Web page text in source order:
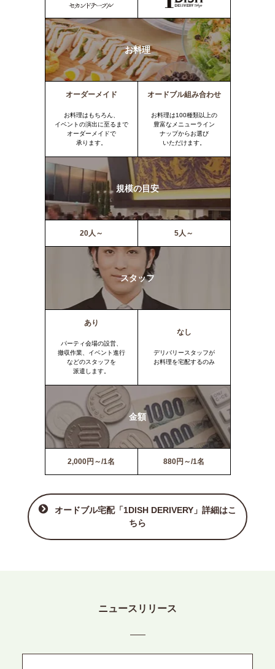
お料理
オーダーメイド
お料理はもちろん、
イベントの演出に至るまで
オーダーメイドで
承ります。
オードブル組み合わせ
お料理は100種類以上の
豊富なメニューライン
ナップからお選び
いただけます。
規模の目安
20人～ 5人～
スタッフ
あり
パーティ会場の設営、
撤収作業、イベント進行
などのスタッフを
派遣します。
なし
デリバリースタッフが
お料理を宅配するのみ
金額
2,000円～/1名 880円～/1名
オードブル宅配「1DISH DERIVERY」詳細はこ
ちら
ニュースリリース